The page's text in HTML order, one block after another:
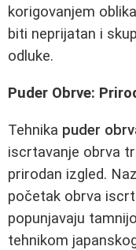
korigovanjem
biti neprijatan i
odluke.
Puder Obrve:
Tehnika puder
iscrtavanje obrva
prirodan izgled.
početak obrva
popunjavaju
tehnikom